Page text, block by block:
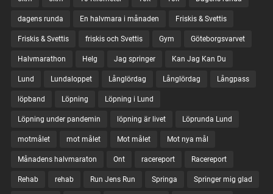
dagens runda En halvmara i månaden Friskis & Svettis
Friskis & Svettis friskis och Svettis Gym Göteborgsvarvet
Halvmarathon Helg Jag springer Kan Jag Kan Du
Lund Lundaloppet Långlördag Långlördag Långpass
löpband Löpning Löpning i Lund
Löpning under pandemin löpning är livet Löprunda Lund
motmålet mot målet Mot målet Mot nya mål
Månadens halvmaraton Ont racereport Racereport
Rehab rehab Run Jens Run Springa Springer mig glad